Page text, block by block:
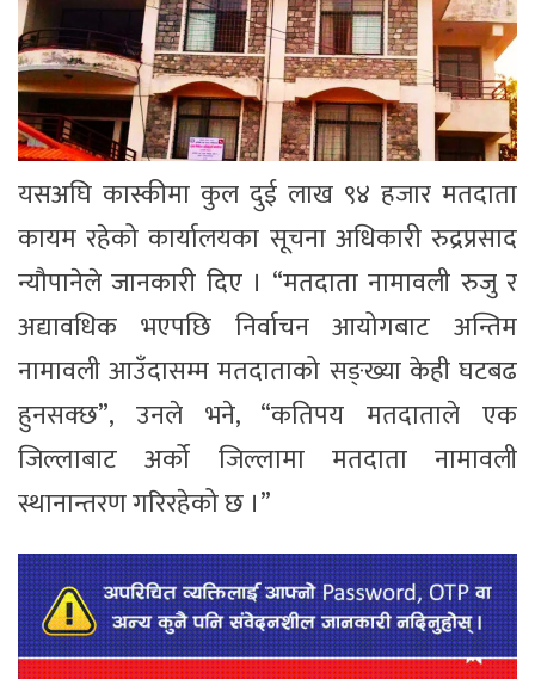
यसअघि कास्कीमा कुल दुई लाख ९४ हजार मतदाता
कायम रहेको कार्यालयका सूचना अधिकारी रुद्रप्रसाद
न्यौपानेले जानकारी दिए । “मतदाता नामावली रुजु र
अद्यावधिक भएपछि निर्वाचन आयोगबाट अन्तिम
नामावली आउँदासम्म मतदाताको सङ्ख्या केही घटबढ
हुनसक्छ”, उनले भने, “कतिपय मतदाताले एक
जिल्लाबाट अर्को जिल्लामा मतदाता नामावली
स्थानान्तरण गरिरहेको छ ।”